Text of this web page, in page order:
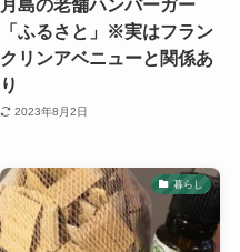
月島の老舗ハンバーガー
「ふるさと」※実はフラン
クリンアベニューと関係あ
り
2023年8月2日
暮らし